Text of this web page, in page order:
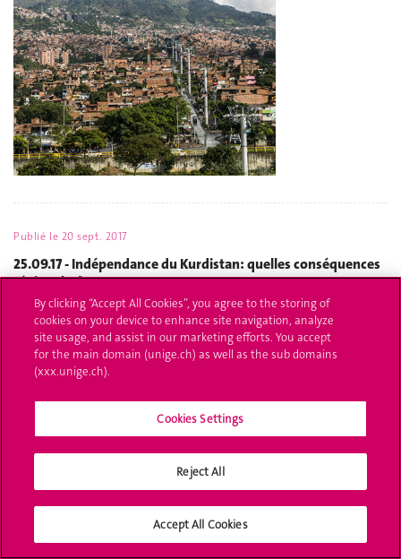
Publié le 20 sept. 2017
25.09.17 - Indépendance du Kurdistan: quelles conséquences
régionales?
Table ronde organisée par le GSI
By clicking “Accept All Cookies”, you agree to the storing of
cookies on your device to enhance site navigation, analyze
site usage, and assist in our marketing efforts. You accept
for the main domain (unige.ch) as well as the sub domains
(xxx.unige.ch).
Cookies Settings
Reject All
Accept All Cookies